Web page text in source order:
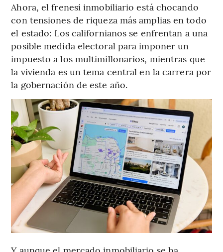
Ahora, el frenesí inmobiliario está chocando
con tensiones de riqueza más amplias en todo
el estado: Los californianos se enfrentan a una
posible medida electoral para imponer un
impuesto a los multimillonarios, mientras que
la vivienda es un tema central en la carrera por
la gobernación de este año.